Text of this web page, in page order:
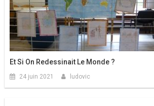
Et Si On Redessinait Le Monde ?
24 juin 2021 ludovic